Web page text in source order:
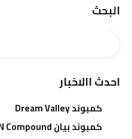
البحث
احدث االاخبار
كمبوند Dream Valley
كمبوند بيان BAYAN Compound